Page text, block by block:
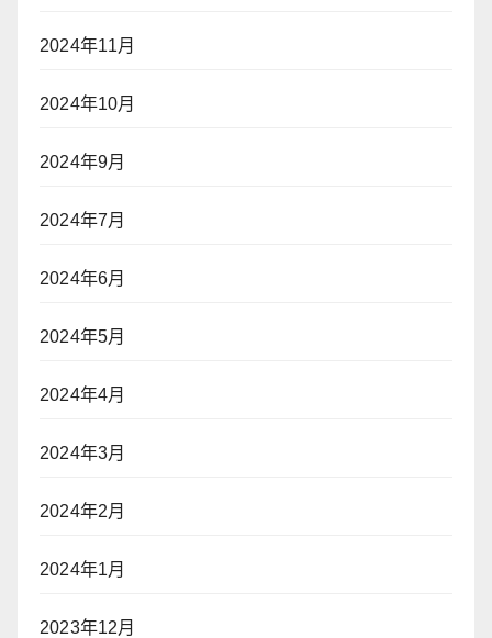
2024年11月
2024年10月
2024年9月
2024年7月
2024年6月
2024年5月
2024年4月
2024年3月
2024年2月
2024年1月
2023年12月